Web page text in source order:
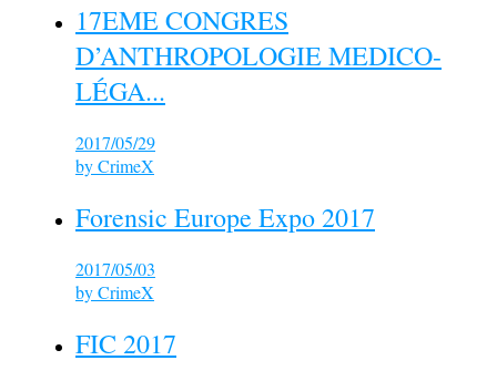
17EME CONGRES
D’ANTHROPOLOGIE MEDICO-
LÉGA...
2017/05/29
byCrimeX
Forensic Europe Expo 2017
2017/05/03
byCrimeX
FIC 2017